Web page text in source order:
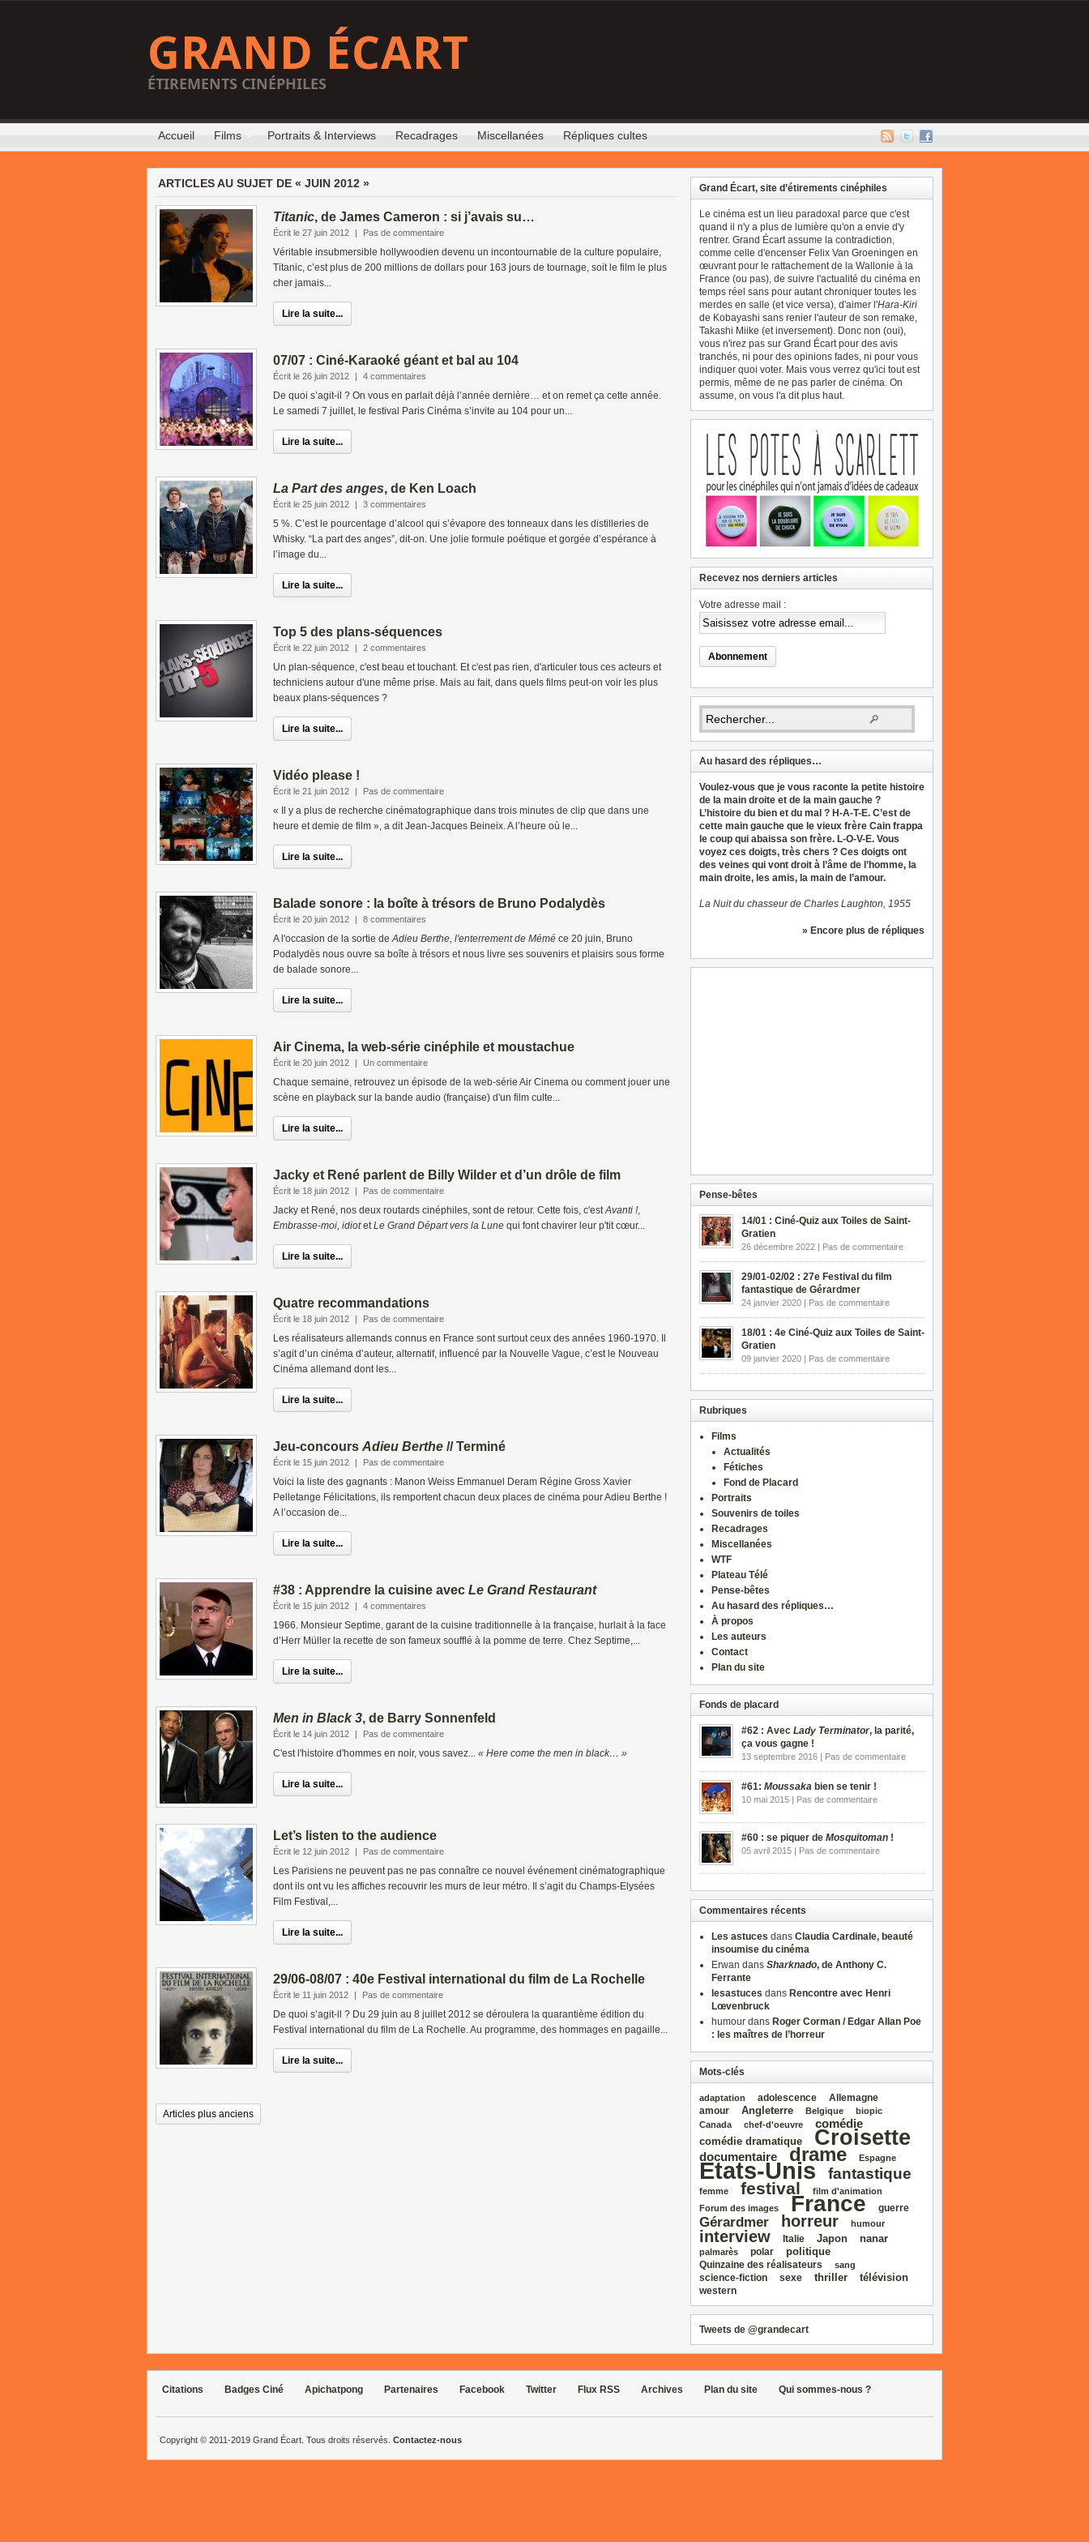
GRAND ÉCART
ÉTIREMENTS CINÉPHILES
Accueil Films Portraits & Interviews Recadrages Miscellanées Répliques cultes
ARTICLES AU SUJET DE « JUIN 2012 »
Titanic, de James Cameron : si j’avais su…
Écrit le 27 juin 2012 | Pas de commentaire
Véritable insubmersible hollywoodien devenu un incontournable de la culture populaire,
Titanic, c’est plus de 200 millions de dollars pour 163 jours de tournage, soit le film le plus
cher jamais...
Lire la suite...
07/07 : Ciné-Karaoké géant et bal au 104
Écrit le 26 juin 2012 | 4 commentaires
De quoi s’agit-il ? On vous en parlait déjà l’année dernière… et on remet ça cette année.
Le samedi 7 juillet, le festival Paris Cinéma s’invite au 104 pour un...
Lire la suite...
La Part des anges, de Ken Loach
Écrit le 25 juin 2012 | 3 commentaires
5 %. C’est le pourcentage d’alcool qui s’évapore des tonneaux dans les distilleries de
Whisky. “La part des anges”, dit-on. Une jolie formule poétique et gorgée d’espérance à
l’image du...
Lire la suite...
Top 5 des plans-séquences
Écrit le 22 juin 2012 | 2 commentaires
Un plan-séquence, c'est beau et touchant. Et c'est pas rien, d'articuler tous ces acteurs et
techniciens autour d'une même prise. Mais au fait, dans quels films peut-on voir les plus
beaux plans-séquences ?
Lire la suite...
Vidéo please !
Écrit le 21 juin 2012 | Pas de commentaire
« Il y a plus de recherche cinématographique dans trois minutes de clip que dans une
heure et demie de film », a dit Jean-Jacques Beineix. A l’heure où le...
Lire la suite...
Balade sonore : la boîte à trésors de Bruno Podalydès
Écrit le 20 juin 2012 | 8 commentaires
A l'occasion de la sortie deAdieu Berthe, l'enterrement de Mémé ce 20 juin, Bruno
Podalydès nous ouvre sa boîte à trésors et nous livre ses souvenirs et plaisirs sous forme
de balade sonore...
Lire la suite...
Air Cinema, la web-série cinéphile et moustachue
Écrit le 20 juin 2012 | Un commentaire
Chaque semaine, retrouvez un épisode de la web-série Air Cinema ou comment jouer une
scène en playback sur la bande audio (française) d'un film culte...
Lire la suite...
Jacky et René parlent de Billy Wilder et d’un drôle de film
Écrit le 18 juin 2012 | Pas de commentaire
Jacky et René, nos deux routards cinéphiles, sont de retour. Cette fois, c'estAvanti !,
Embrasse-moi, idiotetLe Grand Départ vers la Lune qui font chavirer leur p'tit cœur...
Lire la suite...
Quatre recommandations
Écrit le 18 juin 2012 | Pas de commentaire
Les réalisateurs allemands connus en France sont surtout ceux des années 1960-1970. Il
s’agit d’un cinéma d’auteur, alternatif, influencé par la Nouvelle Vague, c’est le Nouveau
Cinéma allemand dont les...
Lire la suite...
Jeu-concours Adieu Berthe // Terminé
Écrit le 15 juin 2012 | Pas de commentaire
Voici la liste des gagnants : Manon Weiss Emmanuel Deram Régine Gross Xavier
Pelletange Félicitations, ils remportent chacun deux places de cinéma pour Adieu Berthe !
A l’occasion de...
Lire la suite...
#38 : Apprendre la cuisine avec Le Grand Restaurant
Écrit le 15 juin 2012 | 4 commentaires
1966. Monsieur Septime, garant de la cuisine traditionnelle à la française, hurlait à la face
d’Herr Müller la recette de son fameux soufflé à la pomme de terre. Chez Septime,...
Lire la suite...
Men in Black 3, de Barry Sonnenfeld
Écrit le 14 juin 2012 | Pas de commentaire
C'est l'histoire d'hommes en noir, vous savez... « Here come the men in black… »
Lire la suite...
Let’s listen to the audience
Écrit le 12 juin 2012 | Pas de commentaire
Les Parisiens ne peuvent pas ne pas connaître ce nouvel événement cinématographique
dont ils ont vu les affiches recouvrir les murs de leur métro. Il s’agit du Champs-Elysées
Film Festival,...
Lire la suite...
29/06-08/07 : 40e Festival international du film de La Rochelle
Écrit le 11 juin 2012 | Pas de commentaire
De quoi s’agit-il ? Du 29 juin au 8 juillet 2012 se déroulera la quarantième édition du
Festival international du film de La Rochelle. Au programme, des hommages en pagaille...
Lire la suite...
Articles plus anciens
Grand Écart, site d’étirements cinéphiles
Le cinéma est un lieu paradoxal parce que c'est
quand il n'y a plus de lumière qu'on a envie d'y
rentrer. Grand Écart assume la contradiction,
comme celle d'encenser Felix Van Groeningen en
œuvrant pour le rattachement de la Wallonie à la
France (ou pas), de suivre l'actualité du cinéma en
temps réel sans pour autant chroniquer toutes les
merdes en salle (et vice versa), d'aimer l'Hara-Kiri
de Kobayashi sans renier l'auteur de son remake,
Takashi Miike (et inversement). Donc non (oui),
vous n'irez pas sur Grand Écart pour des avis
tranchés, ni pour des opinions fades, ni pour vous
indiquer quoi voter. Mais vous verrez qu'ici tout est
permis, même de ne pas parler de cinéma. On
assume, on vous l'a dit plus haut.
Recevez nos derniers articles
Votre adresse mail :
Au hasard des répliques…
Voulez-vous que je vous raconte la petite histoire
de la main droite et de la main gauche ?
L’histoire du bien et du mal ? H-A-T-E. C’est de
cette main gauche que le vieux frère Cain frappa
le coup qui abaissa son frère. L-O-V-E. Vous
voyez ces doigts, très chers ? Ces doigts ont
des veines qui vont droit à l’âme de l’homme, la
main droite, les amis, la main de l’amour.
La Nuit du chasseur de Charles Laughton, 1955
» Encore plus de répliques
Pense-bêtes
14/01 : Ciné-Quiz aux Toiles de Saint-
Gratien
26 décembre 2022 | Pas de commentaire
29/01-02/02 : 27e Festival du film
fantastique de Gérardmer
24 janvier 2020 | Pas de commentaire
18/01 : 4e Ciné-Quiz aux Toiles de Saint-
Gratien
09 janvier 2020 | Pas de commentaire
Rubriques
Films
Actualités
Fétiches
Fond de Placard
Portraits
Souvenirs de toiles
Recadrages
Miscellanées
WTF
Plateau Télé
Pense-bêtes
Au hasard des répliques…
À propos
Les auteurs
Contact
Plan du site
Fonds de placard
#62 : Avec Lady Terminator, la parité,
ça vous gagne !
13 septembre 2016 | Pas de commentaire
#61: Moussaka bien se tenir !
10 mai 2015 | Pas de commentaire
#60 : se piquer de Mosquitoman !
05 avril 2015 | Pas de commentaire
Commentaires récents
Les astuces dans Claudia Cardinale, beauté
insoumise du cinéma
Erwan dans Sharknado, de Anthony C.
Ferrante
lesastuces dans Rencontre avec Henri
Lœvenbruck
humour dans Roger Corman / Edgar Allan Poe
: les maîtres de l’horreur
Mots-clés
adaptation adolescence Allemagne
amour Angleterre Belgique
biopic
Canada
chef‑d'oeuvre comédie
comédie dramatique Croisette
documentaire drame Espagne
Etats‑Unis fantastique
femme festival
film d'animation
Forum des images
France guerre
Gérardmer horreur humour
interview Italie Japon nanar
palmarès polar politique
Quinzaine des réalisateurs sang
science‑fiction sexe thriller télévision
western
Tweets de @grandecart
Citations Badges Ciné Apichatpong Partenaires Facebook Twitter Flux RSS Archives Plan du site Qui sommes-nous ?
Copyright © 2011-2019 Grand Écart. Tous droits réservés. Contactez-nous